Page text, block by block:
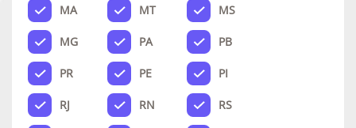
MA MT MS
MG PA PB
PR PE PI
RJ RN RS